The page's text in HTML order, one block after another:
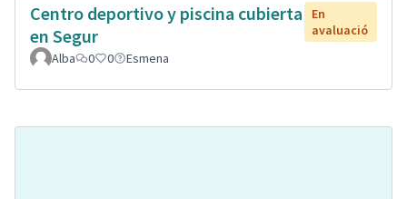
Centro deportivo y piscina cubierta
en Segur
En
avaluació
Alba
0 0 Esmena